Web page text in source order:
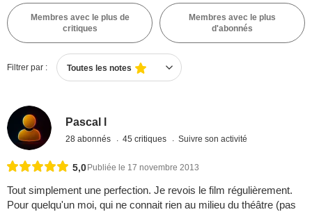
Membres avec le plus de
critiques
Membres avec le plus
d'abonnés
Filtrer par : Toutes les notes
Pascal l
28 abonnés 45 critiques Suivre son activité
5,0 Publiée le 17 novembre 2013
Tout simplement une perfection. Je revois le film régulièrement.
Pour quelqu'un moi, qui ne connait rien au milieu du théâtre (pas